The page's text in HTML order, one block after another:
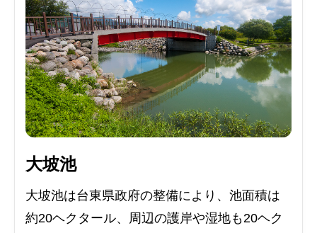
大坡池
大坡池は台東県政府の整備により、池面積は
約20ヘクタール、周辺の護岸や湿地も20ヘク